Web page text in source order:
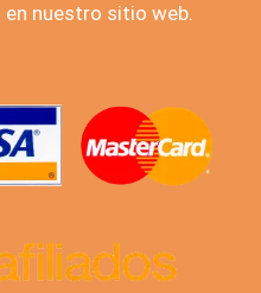
nuestro sitio web.